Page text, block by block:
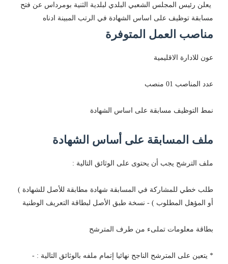
يعلن رئيس المجلس الشعبي البلدي لبلدية الثنية بومرداس عن فتح
مسابقة توظيف على اساس الشهادة في الرتب المبينة ادناه
مناصب العمل المتوفرة
عون للادارة الاقليمية
عدد المناصب 01 منصب
نمط التوظيف مسابقة على اساس الشهادة
ملف المسابقة على أساس الشهادة
ملف الترشح يجب أن يحتوى على الوثائق التالية :
طلب خطي للمشاركة في المسابقة شهادة مطابقة للأصل للشهادة )
أو المؤهل المطلوب ) - نسخة طبق الأصل لبطاقة التعريف الوطنية
بطاقة معلومات تملىء من طرف المترشح
* يتعين على المترشح الناجح نهائيا إتمام ملفه بالوثائق التالية : -